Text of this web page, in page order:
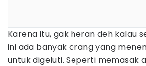
Karena itu, gak heran deh kalau
ini ada banyak orang yang
untuk digeluti. Seperti memasak